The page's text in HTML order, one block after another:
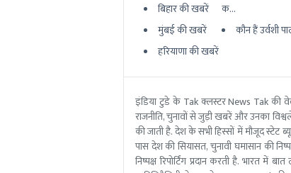
बिहार की खबरें
मुंबई की खबरें
हरियाणा की खबरें
क...
कौन हैं उर्वशी
इंडिया टुडे के Tak क्लस्टर News Tak की
राजनीति, चुनावों से जुड़ी खबरें और उनका
की जाती है. देश के सभी हिस्सों में मौजूद स्टेट
पास देश की सियासत, चुनावी घमासान की
निष्पक्ष रिपोर्टिंग प्रदान करती है. भारत में